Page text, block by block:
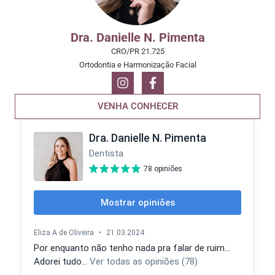
Dra. Danielle N. Pimenta
CRO/PR 21.725
Ortodontia e Harmonização Facial
VENHA CONHECER